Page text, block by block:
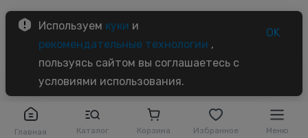
Главная Каталог Корзина Избранное Меню
Используем куки и
рекомендательные технологии ,
пользуясь сайтом вы соглашаетесь с
условиями использования.
OK